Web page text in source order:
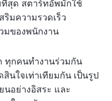
สุด สตาร์ทอัพมักใช้
ริมความรวดเร็ว
มของพนักงาน
ทุกคนทำงานร่วมกัน
นใจเท่าเทียมกัน เป็นรูป
นอย่างอิสระ และ